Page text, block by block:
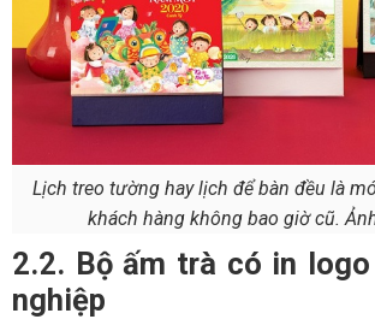
Lịch treo tường hay lịch để bàn đều là
khách hàng không bao giờ cũ.
2.2. Bộ ấm trà có in logo
nghiệp